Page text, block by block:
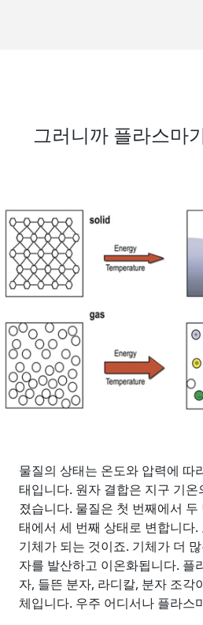
그러니까 플라스마
물질의 상태는 온도와 압력에 따
태입니다. 원자 결합은 지구 기
졌습니다. 물질은 첫 번째에서
태에서 세 번째 상태로 변합니다
기체가 되는 것이죠. 기체가 더
자를 발산하고 이온화됩니다. 플
자, 들뜬 분자, 라디칼, 분자 조각
체입니다. 우주 어디서나 플라스